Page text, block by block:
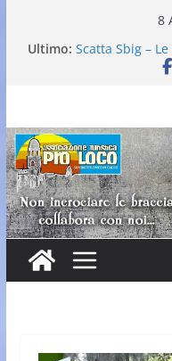
8
Ultimo: Scatta Sbig –
25° Gran